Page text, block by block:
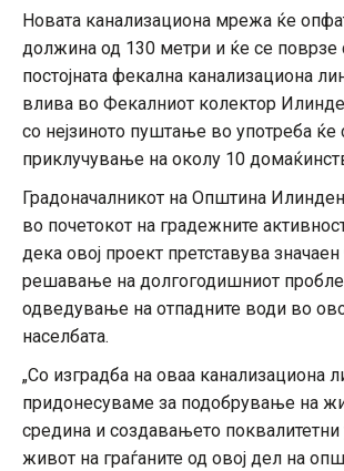
Новата канализациона мрежа ќе
должина од 130 метри и ќе се поврзе
постојната фекална канализациона
влива во Фекалниот колектор
со нејзиното пуштање во употреба
приклучување на околу 10
Градоначалникот на Општина
во почетокот на градежните
дека овој проект претставува
решавање на долгогодишниот
одведување на отпадните води во
населбата.
„Со изградба на оваа канализациона
придонесуваме за подобрување на
средина и создавањето поквалитетни
живот на граѓаните од овој дел на